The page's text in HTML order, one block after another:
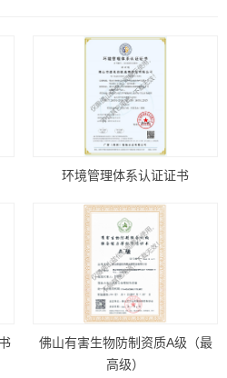
环境管理体系认证证书
佛山有害生物防制资质A级（最
高级）